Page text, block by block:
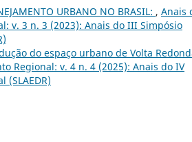
URBANO NO BRASIL: , Anais
v. 3 n. 3 (2023): Anais do III Simpósio
do espaço urbano de Volta
Regional: v. 4 n. 4 (2025): Anais do IV
(SLAEDR)